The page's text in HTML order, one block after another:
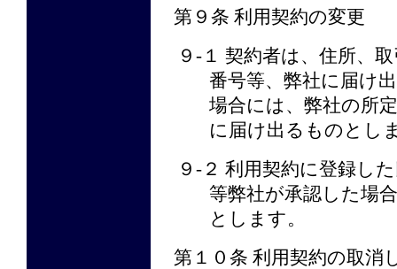
第９条 利用契約の変更
９-１ 契約者は、住所、
番号等、弊社に届け
場合には、弊社の所
に届け出るものとし
９-２ 利用契約に登録し
等弊社が承認した場
とします。
第１０条 利用契約の取消